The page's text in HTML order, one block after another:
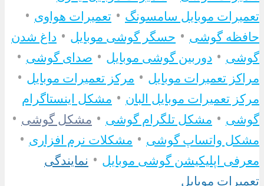
تعمیرات موبایل سامسونگ • تعمیرات هواوی •
حافظه گوشی • حسگر گوشی موبایل • داغ شدن
گوشی • دوربین گوشی موبایل • صدای گوشی •
مراکز تعمیرات موبایل • مرکز تعمیرات موبایل •
مرکز تعمیرات موبایل البان • مشکل اینستاگرام
گوشی • مشکل تلگرام گوشی • مشکل گوشی •
مشکل واتساپ گوشی • مشکلات نرم افزاری •
معرفی اپلیکیشن گوشی موبایل • نمایندگی
تعمیرات موبایل